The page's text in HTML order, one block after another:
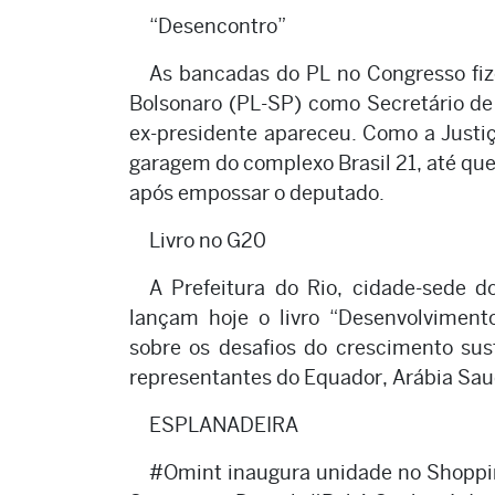
“Desencontro”
As bancadas do PL no Congresso
Bolsonaro (PL-SP) como Secretário
ex-presidente apareceu. Como a
garagem do complexo Brasil 21, até
após empossar o deputado.
Livro no G20
A Prefeitura do Rio, cidade-sede
lançam hoje o livro
sobre os desafios do crescimento
representantes do Equador, Arábia
ESPLANADEIRA
#Omint inaugura unidade no